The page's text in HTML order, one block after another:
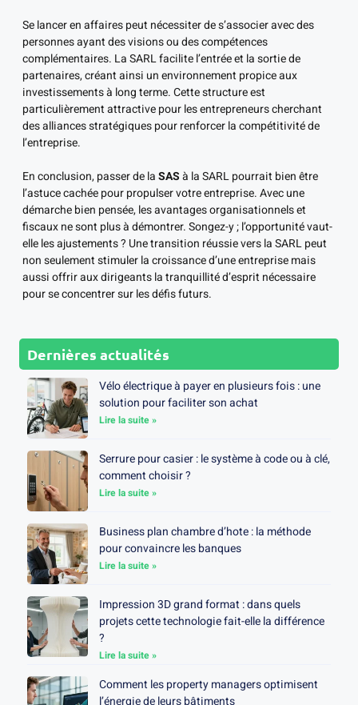
Se lancer en affaires peut nécessiter de s’associer avec des
personnes ayant des visions ou des compétences
complémentaires. La SARL facilite l’entrée et la sortie de
partenaires, créant ainsi un environnement propice aux
investissements à long terme. Cette structure est
particulièrement attractive pour les entrepreneurs cherchant
des alliances stratégiques pour renforcer la compétitivité de
l’entreprise.
En conclusion, passer de laSASà la SARL pourrait bien être
l’astuce cachée pour propulser votre entreprise. Avec une
démarche bien pensée, les avantages organisationnels et
fiscaux ne sont plus à démontrer. Songez-y ; l’opportunité vaut-
elle les ajustements ? Une transition réussie vers la SARL peut
non seulement stimuler la croissance d’une entreprise mais
aussi offrir aux dirigeants la tranquillité d’esprit nécessaire
pour se concentrer sur les défis futurs.
Dernières actualités
Vélo électrique à payer en plusieurs fois : une
solution pour faciliter son achat
Lire la suite »
Serrure pour casier : le système à code ou à clé,
comment choisir ?
Lire la suite »
Business plan chambre d’hote : la méthode
pour convaincre les banques
Lire la suite »
Impression 3D grand format : dans quels
projets cette technologie fait-elle la différence
?
Lire la suite »
Comment les property managers optimisent
l’énergie de leurs bâtiments